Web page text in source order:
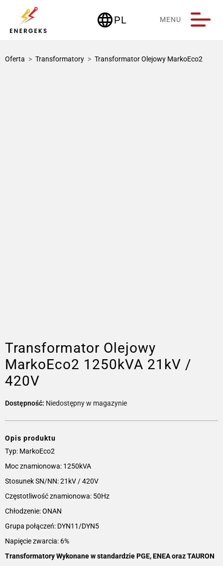
languagePL
Deutschland MENU
Oferta > Transformatory > Transformator Olejowy MarkoEco2
Transformator Olejowy
MarkoEco2 1250kVA 21kV /
420V
Dostępność: Niedostępny w magazynie
Opis produktu
Typ: MarkoEco2
Moc znamionowa: 1250kVA
Stosunek SN/NN: 21kV / 420V
Częstotliwość znamionowa: 50Hz
Chłodzenie: ONAN
Grupa połączeń: DYN11/DYN5
Napięcie zwarcia: 6%
Transformatory Wykonane w standardzie PGE, ENEA oraz TAURON